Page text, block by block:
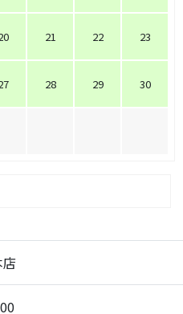
21 22 23
28 29 30
店